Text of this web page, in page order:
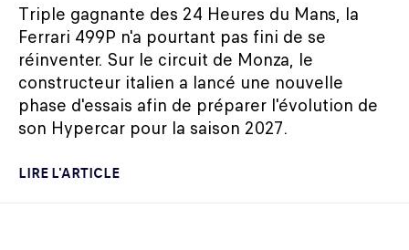
Triple gagnante des 24 Heures du Mans, la
Ferrari 499P n'a pourtant pas fini de se
réinventer. Sur le circuit de Monza, le
constructeur italien a lancé une nouvelle
phase d'essais afin de préparer l'évolution de
son Hypercar pour la saison 2027.
LIRE L'ARTICLE